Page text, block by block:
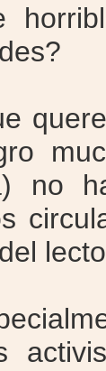
no